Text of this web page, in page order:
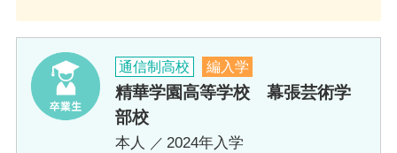
・美術大学進学コース
スクーリング会場／日数／形態
／形態：自校舎完結型のスクーリング
通信制高校 編入学
精華学園高等学校 幕張芸術学
部校
本人 2024年入学